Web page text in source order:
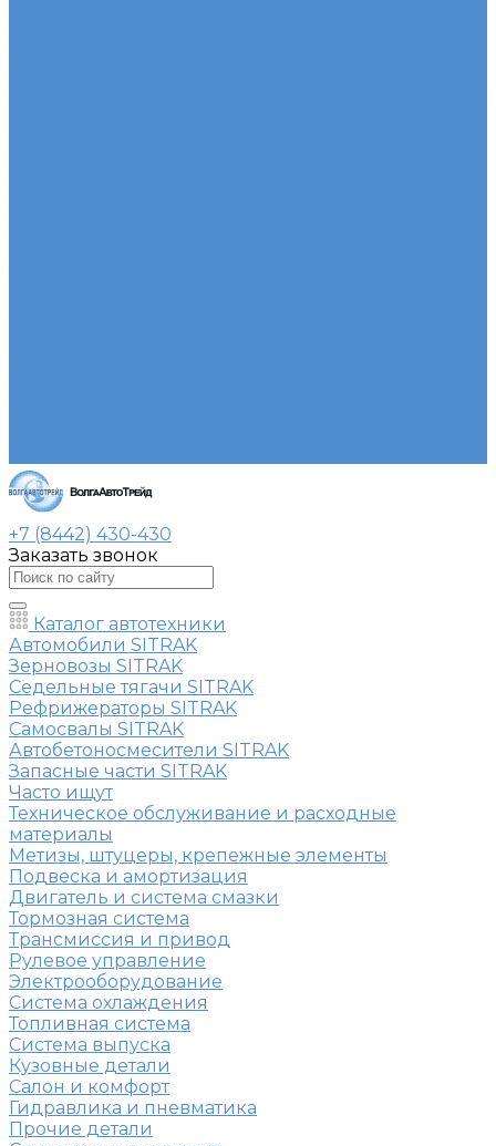
+7 (8442) 430-430
Заказать звонок
Каталог автотехники
Автомобили SITRAK
Зерновозы SITRAK
Седельные тягачи SITRAK
Рефрижераторы SITRAK
Самосвалы SITRAK
Автобетоносмесители SITRAK
Запасные части SITRAK
Часто ищут
Техническое обслуживание и расходные
материалы
Метизы, штуцеры, крепежные элементы
Подвеска и амортизация
Двигатель и система смазки
Тормозная система
Трансмиссия и привод
Рулевое управление
Электрооборудование
Система охлаждения
Топливная система
Система выпуска
Кузовные детали
Салон и комфорт
Гидравлика и пневматика
Прочие детали